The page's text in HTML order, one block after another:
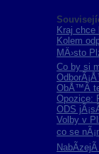
Kraj chce
Kolem
MÄ›sto
Co by si
ObÅ™Ã­
Opozice:
ODS
Volby v
co se